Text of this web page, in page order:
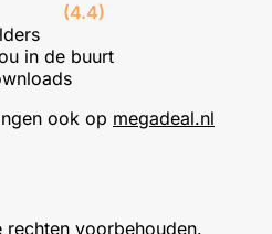
(4.4)
in de buurt
ook op megadeal.nl
voorbehouden.